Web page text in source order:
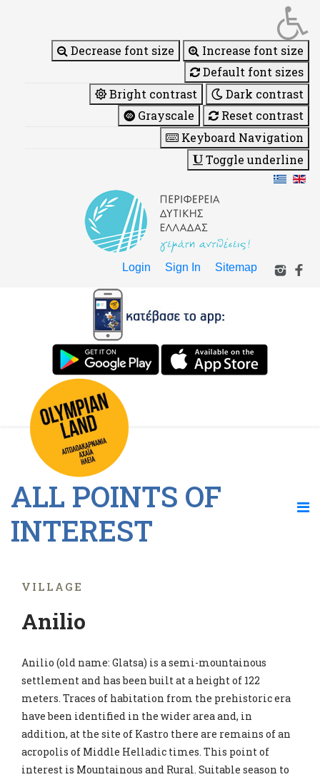
Decrease font size
Increase font size
Default font sizes
Bright contrast
Dark contrast
Grayscale
Reset contrast
Keyboard Navigation
Toggle underline
Login Sign In Sitemap
ALL POINTS OF
INTEREST
VILLAGE
Anilio
Anilio (old name: Glatsa) is a semi-mountainous
settlement and has been built at a height of 122
meters. Traces of habitation from the prehistoric era
have been identified in the wider area and, in
addition, at the site of Kastro there are remains of an
acropolis of Middle Helladic times. This point of
interest is Mountainous and Rural. Suitable season to